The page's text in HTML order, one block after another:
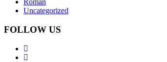
Roman
Uncategorized
FOLLOW US